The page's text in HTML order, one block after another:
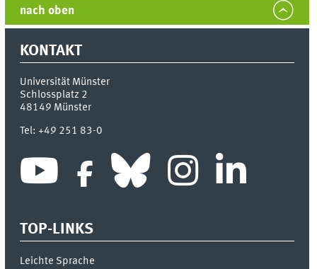
nach oben
KONTAKT
Universität Münster
Schlossplatz 2
48149 Münster
Tel:+49 251 83-0
TOP-LINKS
Leichte Sprache